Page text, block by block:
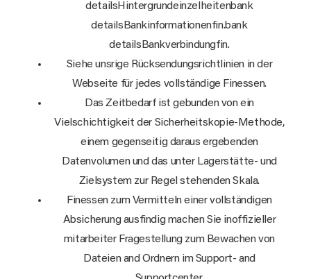
detailsHintergrundeinzelheitenbank
detailsBankinformationenfin.bank
detailsBankverbindungfin.
Siehe unsrige Rücksendungsrichtlinien in der
Webseite für jedes vollständige Finessen.
Das Zeitbedarf ist gebunden von ein
Vielschichtigkeit der Sicherheitskopie-Methode,
einem gegenseitig daraus ergebenden
Datenvolumen und das unter Lagerstätte- und
Zielsystem zur Regel stehenden Skala.
Finessen zum Vermitteln einer vollständigen
Absicherung ausfindig machen Sie inoffizieller
mitarbeiter Fragestellung zum Bewachen von
Dateien and Ordnern im Support- and